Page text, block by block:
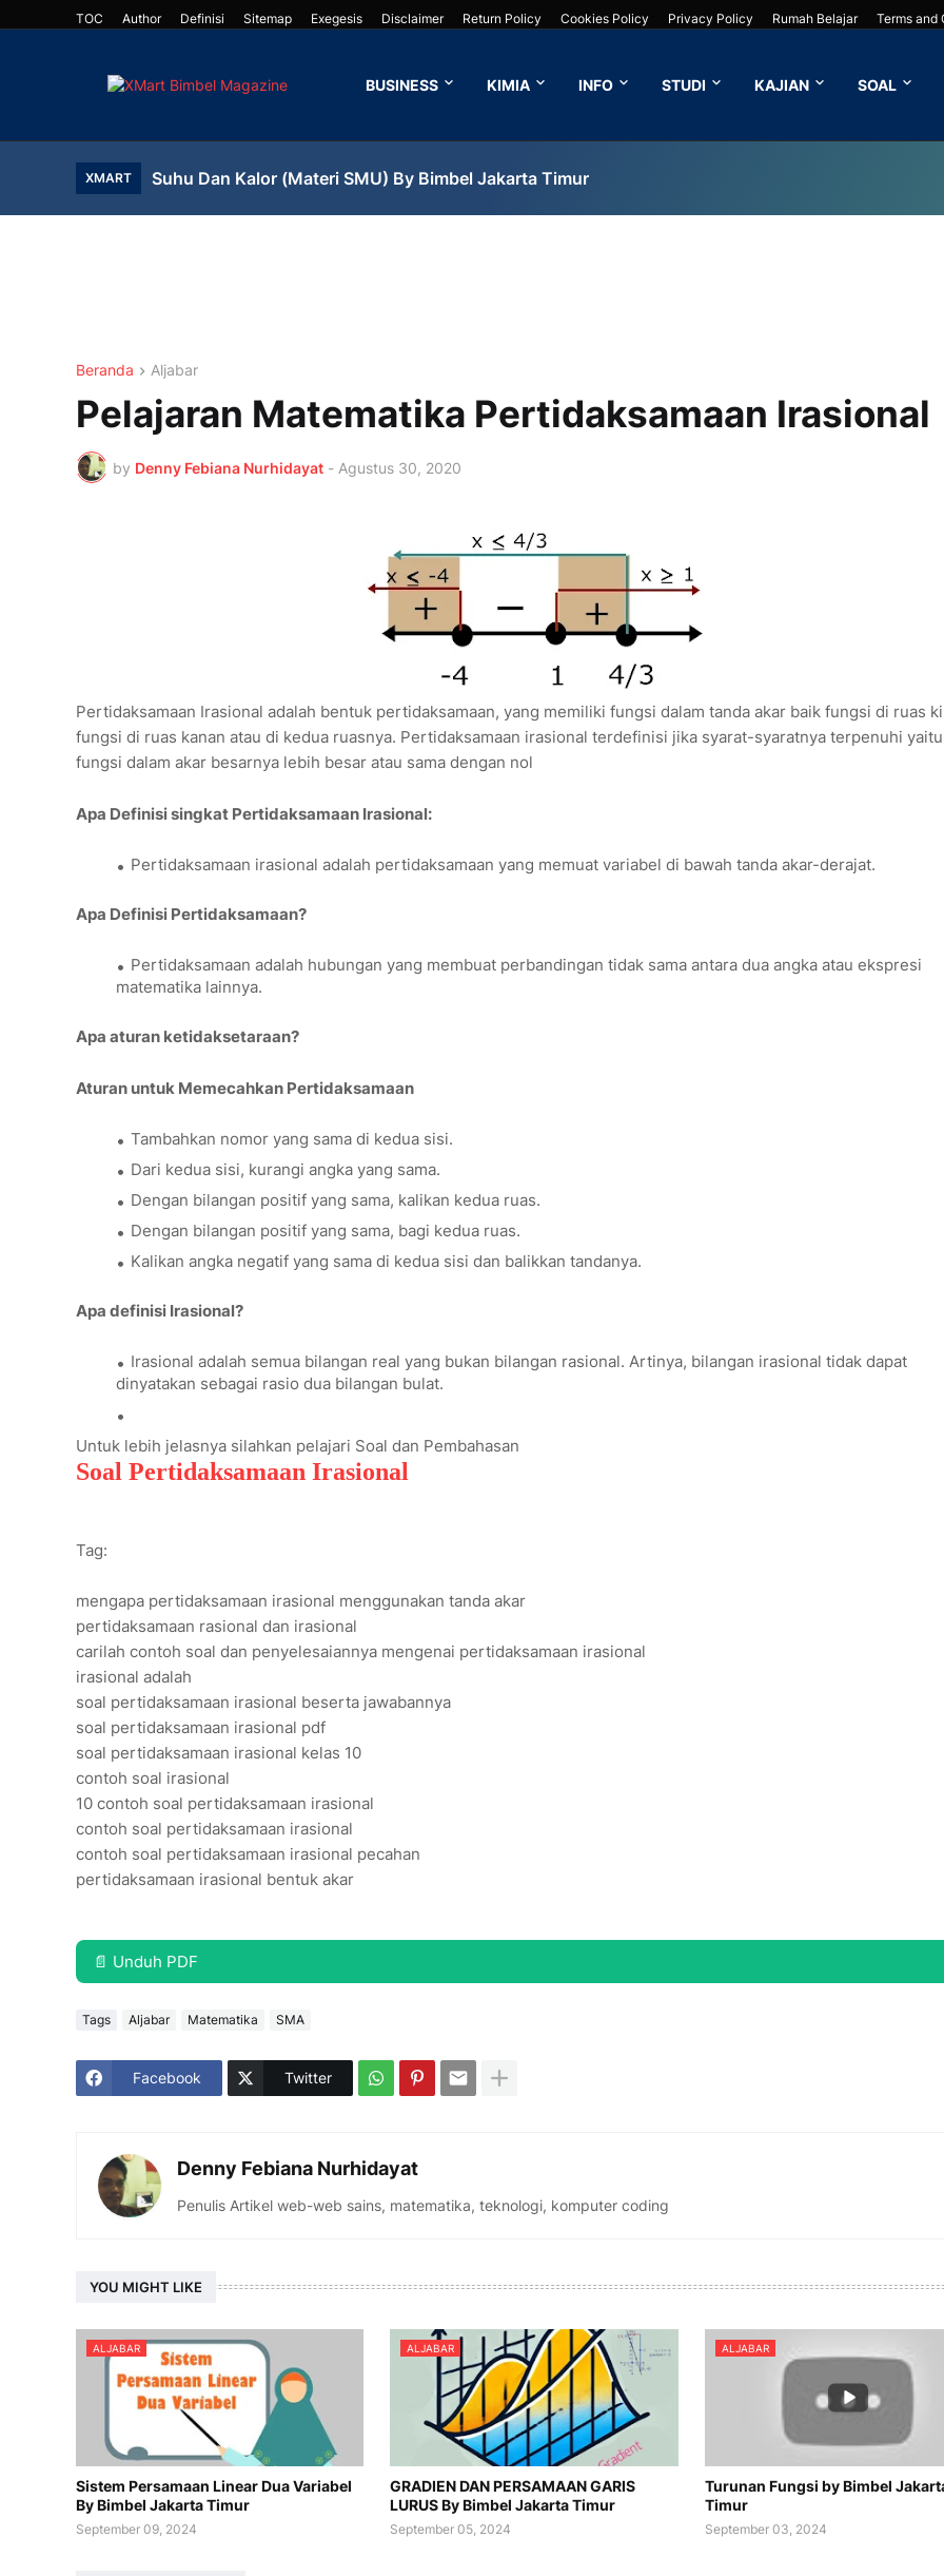
TOC Author Definisi Sitemap Exegesis Disclaimer Return Policy Cookies Policy Privacy Policy Rumah Belajar Terms and
BUSINESS KIMIA INFO STUDI KAJIAN SOAL
XMART Suhu Dan Kalor (Materi SMU) By Bimbel Jakarta Timur
Beranda Aljabar
Pelajaran Matematika Pertidaksamaan Irasional
by Denny Febiana Nurhidayat - Agustus 30, 2020
Pertidaksamaan Irasional adalah bentuk pertidaksamaan, yang memiliki fungsi dalam tanda akar baik fungsi di ruas
fungsi di ruas kanan atau di kedua ruasnya. Pertidaksamaan irasional terdefinisi jika syarat-syaratnya terpenuhi
fungsi dalam akar besarnya lebih besar atau sama dengan nol
Apa Definisi singkat Pertidaksamaan Irasional:
Pertidaksamaan irasional adalah pertidaksamaan yang memuat variabel di bawah tanda akar-derajat.
Apa Definisi Pertidaksamaan?
Pertidaksamaan adalah hubungan yang membuat perbandingan tidak sama antara dua angka atau ekspresi
matematika lainnya.
Apa aturan ketidaksetaraan?
Aturan untuk Memecahkan Pertidaksamaan
Tambahkan nomor yang sama di kedua sisi.
Dari kedua sisi, kurangi angka yang sama.
Dengan bilangan positif yang sama, kalikan kedua ruas.
Dengan bilangan positif yang sama, bagi kedua ruas.
Kalikan angka negatif yang sama di kedua sisi dan balikkan tandanya.
Apa definisi Irasional?
Irasional adalah semua bilangan real yang bukan bilangan rasional. Artinya, bilangan irasional tidak dapat
dinyatakan sebagai rasio dua bilangan bulat.
Untuk lebih jelasnya silahkan pelajari Soal dan Pembahasan
Soal Pertidaksamaan Irasional
Tag:
mengapa pertidaksamaan irasional menggunakan tanda akar
pertidaksamaan rasional dan irasional
carilah contoh soal dan penyelesaiannya mengenai pertidaksamaan irasional
irasional adalah
soal pertidaksamaan irasional beserta jawabannya
soal pertidaksamaan irasional pdf
soal pertidaksamaan irasional kelas 10
contoh soal irasional
10 contoh soal pertidaksamaan irasional
contoh soal pertidaksamaan irasional
contoh soal pertidaksamaan irasional pecahan
pertidaksamaan irasional bentuk akar
📄 Unduh PDF
Tags Aljabar Matematika SMA
Facebook Twitter
Denny Febiana Nurhidayat
Penulis Artikel web-web sains, matematika, teknologi, komputer coding
YOU MIGHT LIKE
ALJABAR
Sistem Persamaan Linear Dua Variabel
By Bimbel Jakarta Timur
September 09, 2024
ALJABAR
GRADIEN DAN PERSAMAAN GARIS
LURUS By Bimbel Jakarta Timur
September 05, 2024
ALJABAR
Turunan Fungsi by Bimbel
Timur
September 03, 2024